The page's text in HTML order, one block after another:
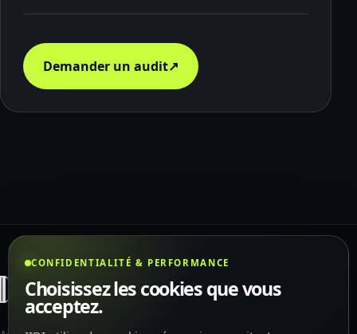
Demander un audit↗
CONFIDENTIALITÉ & PERFORMANCE
Choisissez les cookies que vous
acceptez.